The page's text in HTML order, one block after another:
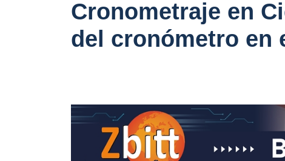
Cronometraje en
del cronómetro en